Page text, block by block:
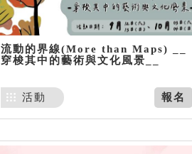
流動的界線(More than Maps) __
穿梭其中的藝術與文化風景__
報名
活動